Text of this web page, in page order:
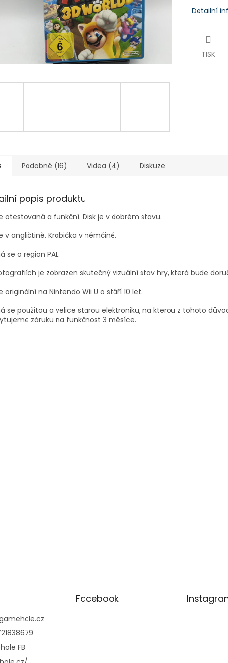
Detailní
TISK
Podobné (16) Videa (4) Diskuze
popis produktu
otestovaná a funkční. Disk je v dobrém stavu.
v angličtině. Krabička v němčině.
se o region PAL.
je zobrazen skutečný vizuální stav hry, která bude
originální na Nintendo Wii U o stáří 10 let.
se použitou a velice starou elektroniku, na kterou z tohoto
záruku na funkčnost 3 měsíce.
gamehole.cz
FB
Facebook